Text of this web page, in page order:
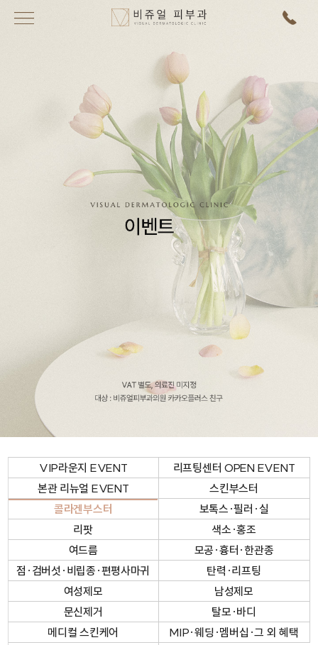
VIP라운지 EVENT
리프팅센터 OPEN EVENT
본관 리뉴얼 EVENT
스킨부스터
콜라겐부스터
보톡스·필러·실
리팟
색소·홍조
여드름
모공·흉터·한관종
점·검버섯·비립종·편평사마귀
탄력·리프팅
여성제모
남성제모
문신제거
탈모·바디
메디컬 스킨케어
MIP·웨딩·멤버십·그 외 혜택